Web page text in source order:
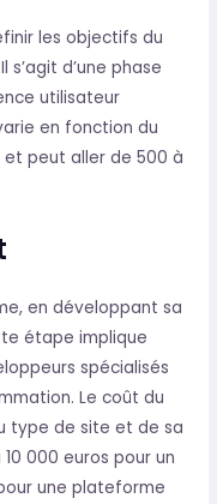
les objectifs du
d’une phase
utilisateur
en fonction du
peut aller de 500 à
en développant sa
étape implique
spécialisés
Le coût du
type de site et de sa
000 euros pour un
une plateforme